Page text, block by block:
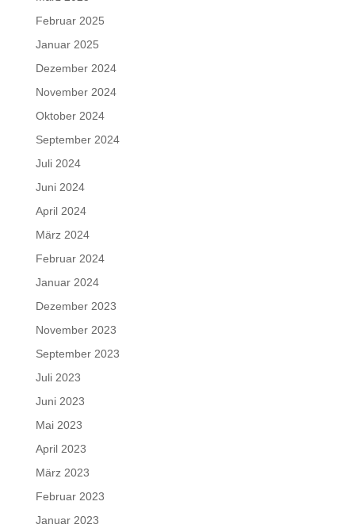
Februar 2025
Januar 2025
Dezember 2024
November 2024
Oktober 2024
September 2024
Juli 2024
Juni 2024
April 2024
März 2024
Februar 2024
Januar 2024
Dezember 2023
November 2023
September 2023
Juli 2023
Juni 2023
Mai 2023
April 2023
März 2023
Februar 2023
Januar 2023